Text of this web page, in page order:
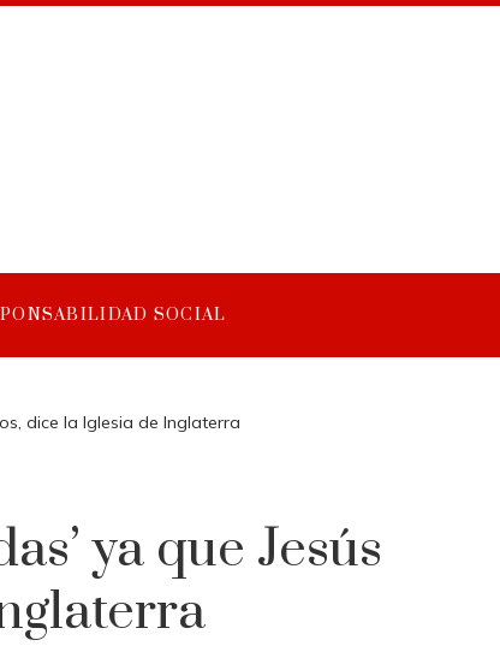
SOCIAL
dice la Iglesia de Inglaterra
ya que Jesús